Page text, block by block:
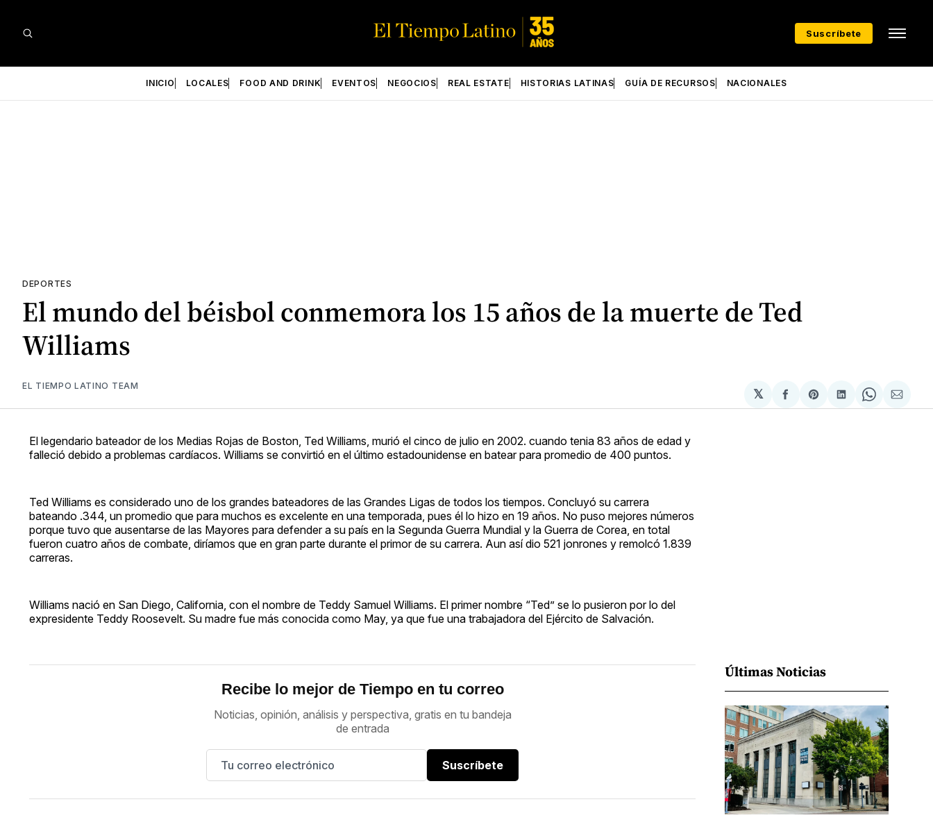
Suscríbete
INICIO LOCALES FOOD AND DRINK EVENTOS NEGOCIOS REAL ESTATE HISTORIAS LATINAS GUÍA DE RECURSOS NACIONALES
DEPORTES
El mundo del béisbol conmemora los 15 años de la muerte de Ted
Williams
EL TIEMPO LATINO TEAM
𝕏
Compartir
en
Share
on
Compartir
en
Share
on
via
El legendario bateador de los Medias Rojas de Boston, Ted Williams, murió el cinco de julio en 2002. cuando tenia 83 años de edad y
falleció debido a problemas cardíacos. Williams se convirtió en el último estadounidense en batear para promedio de 400 puntos.
Ted Williams es considerado uno de los grandes bateadores de las Grandes Ligas de todos los tiempos. Concluyó su carrera
bateando .344, un promedio que para muchos es excelente en una temporada, pues él lo hizo en 19 años. No puso mejores números
porque tuvo que ausentarse de las Mayores para defender a su país en la Segunda Guerra Mundial y la Guerra de Corea, en total
fueron cuatro años de combate, diríamos que en gran parte durante el primor de su carrera. Aun así dio 521 jonrones y remolcó 1.839
carreras.
Williams nació en San Diego, California, con el nombre de Teddy Samuel Williams. El primer nombre “Ted” se lo pusieron por lo del
expresidente Teddy Roosevelt. Su madre fue más conocida como May, ya que fue una trabajadora del Ejército de Salvación.
Recibe lo mejor de Tiempo en tu correo
Noticias, opinión, análisis y perspectiva, gratis en tu bandeja
de entrada
Suscríbete
Últimas Noticias